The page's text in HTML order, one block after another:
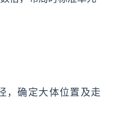
，确定大体位置及走